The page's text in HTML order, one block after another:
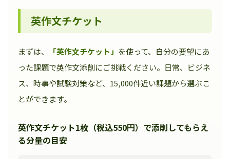
英作文チケット
まずは、 「英作文チケット」 を使って、自分の要望にあ
った課題で英作文添削にご挑戦ください。日常、ビジネ
ス、時事や試験対策など、15,000件近い課題から選ぶこ
とができます。
英作文チケット1枚（税込550円）で添削してもらえ
る分量の目安